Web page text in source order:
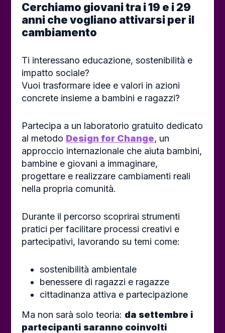
Cerchiamo giovani tra i 19 e i 29
anni che vogliano attivarsi per il
cambiamento
Ti interessano educazione, sostenibilità e
impatto sociale?
Vuoi trasformare idee e valori in azioni
concrete insieme a bambini e ragazzi?
Partecipa a un laboratorio gratuito dedicato
al metodo Design for Change, un
approccio internazionale che aiuta bambini,
bambine e giovani a immaginare,
progettare e realizzare cambiamenti reali
nella propria comunità.
Durante il percorso scoprirai strumenti
pratici per facilitare processi creativi e
partecipativi, lavorando su temi come:
sostenibilità ambientale
benessere di ragazzi e ragazze
cittadinanza attiva e partecipazione
Ma non sarà solo teoria: da settembre i
partecipanti saranno coinvolti